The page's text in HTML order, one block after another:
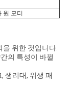
원 모터
을 위한 것입니다.
의 특성이 바뀔
생리대, 위생 패